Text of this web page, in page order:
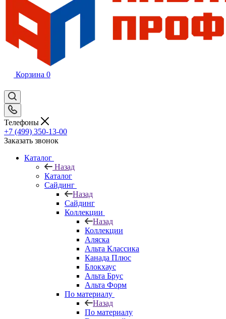
Корзина 0
Телефоны
+7 (499) 350-13-00
Заказать звонок
Каталог
Назад
Каталог
Сайдинг
Назад
Сайдинг
Коллекции
Назад
Коллекции
Аляска
Альта Классика
Канада Плюс
Блокхаус
Альта Брус
Альта Форм
По материалу
Назад
По материалу